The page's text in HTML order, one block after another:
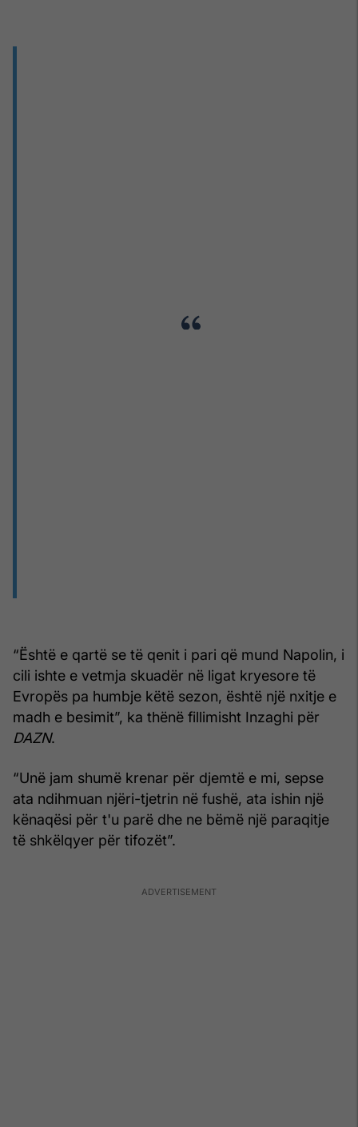
“Është e qartë se të qenit i pari që mund Napolin, i
cili ishte e vetmja skuadër në ligat kryesore të
Evropës pa humbje këtë sezon, është një nxitje e
madh e besimit”, ka thënë fillimisht Inzaghi për
DAZN.
“Unë jam shumë krenar për djemtë e mi, sepse
ata ndihmuan njëri-tjetrin në fushë, ata ishin një
kënaqësi për t'u parë dhe ne bëmë një paraqitje
të shkëlqyer për tifozët”.